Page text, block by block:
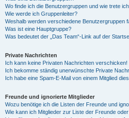
Wo finde ich die Benutzergruppen und wie trete
Wie werde ich Gruppenleiter?
Weshalb werden verschiedene Benutzergruppen
Was ist eine Hauptgruppe?
Was bedeutet der „Das Team“-Link auf der
Private Nachrichten
Ich kann keine Privaten Nachrichten verschicken!
Ich bekomme ständig unerwünschte Private
Ich habe eine Spam-E-Mail von einem Mitglied
Freunde und ignorierte Mitglieder
Wozu benötige ich die Listen der Freunde und
Wie kann ich Mitglieder zur Liste der Freunde